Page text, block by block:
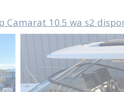
Camarat 10.5 wa s2